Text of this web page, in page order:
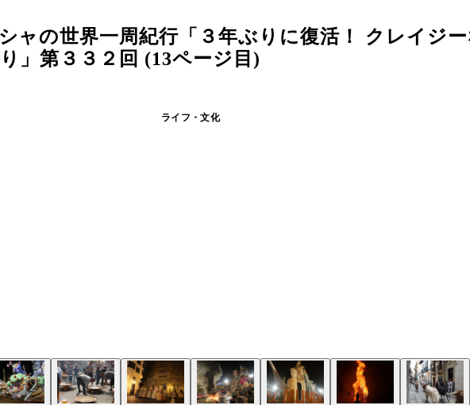
ャの世界一周紀行「３年ぶりに復活！ クレイジ
」第３３２回 (13ページ目)
ライフ・文化